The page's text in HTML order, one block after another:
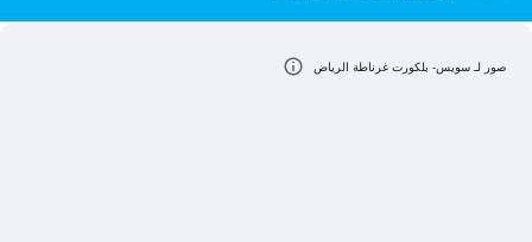
صور لـ سويس- بلكورت غرناطة الرياض